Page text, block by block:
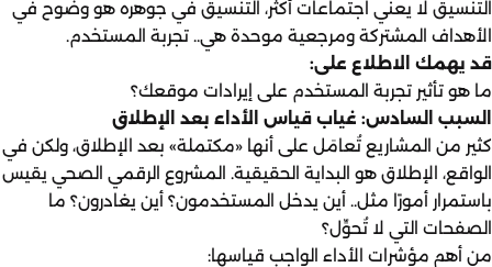
التنسيق لا يعني اجتماعات أكثر، التنسيق في جوهره هو وضوح في
الأهداف المشتركة ومرجعية موحدة هي.. تجربة المستخدم.
قد يهمك الاطلاع على:
ما هو تأثير تجربة المستخدم على إيرادات موقعك؟
السبب السادس: غياب قياس الأداء بعد الإطلاق
كثير من المشاريع تُعامَل على أنها «مكتملة» بعد الإطلاق، ولكن في
الواقع، الإطلاق هو البداية الحقيقية. المشروع الرقمي الصحي يقيس
باستمرار أمورًا مثل.. أين يدخل المستخدمون؟ أين يغادرون؟ ما
الصفحات التي لا تُحوِّل؟
من أهم مؤشرات الأداء الواجب قياسها: